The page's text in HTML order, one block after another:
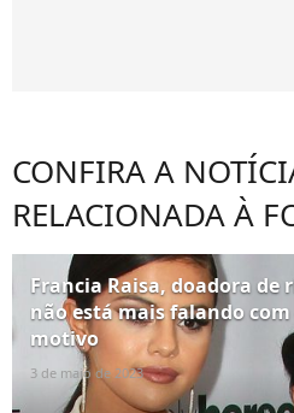
CONFIRA A
RELACIONADA À
Francia Raisa, doadora de
não está mais falando
motivo
3 de maio de 2023